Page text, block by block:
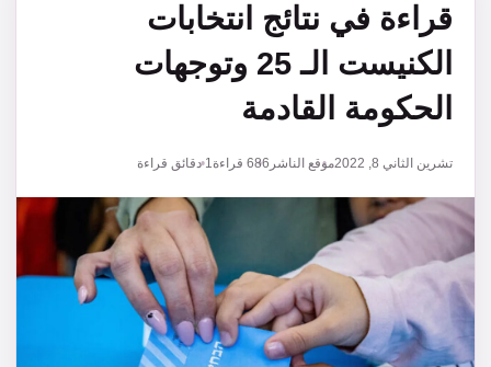
قراءة في نتائج انتخابات
الكنيست الـ 25 وتوجهات
الحكومة القادمة
تشرين الثاني 8, 2022 موقع الناشر 686 قراءة1 دقائق قراءة